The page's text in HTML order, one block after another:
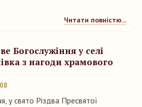
Читати повністю...
Богослужіння у селі
з нагоди храмового
у свято Різдва Пресвятої